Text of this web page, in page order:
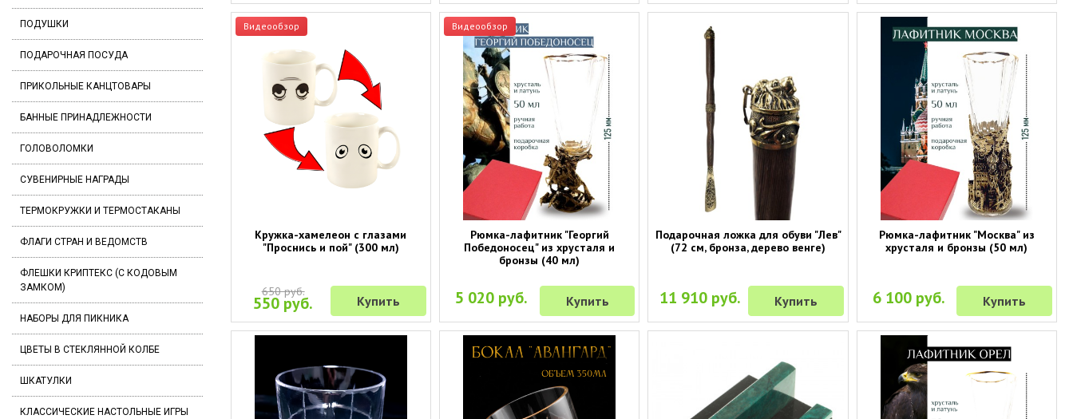
ПОДУШКИ
ПОДАРОЧНАЯ ПОСУДА
ПРИКОЛЬНЫЕ КАНЦТОВАРЫ
БАННЫЕ ПРИНАДЛЕЖНОСТИ
ГОЛОВОЛОМКИ
СУВЕНИРНЫЕ НАГРАДЫ
ТЕРМОКРУЖКИ И ТЕРМОСТАКАНЫ
ФЛАГИ СТРАН И ВЕДОМСТВ
ФЛЕШКИ КРИПТЕКС (С КОДОВЫМ
ЗАМКОМ)
НАБОРЫ ДЛЯ ПИКНИКА
ЦВЕТЫ В СТЕКЛЯННОЙ КОЛБЕ
ШКАТУЛКИ
КЛАССИЧЕСКИЕ НАСТОЛЬНЫЕ ИГРЫ
Видеообзор
Кружка-хамелеон с глазами
"Проснись и пой" (300 мл)
650 руб.
550 руб. Купить
Видеообзор
Рюмка-лафитник "Георгий
Победоносец" из хрусталя и
бронзы (40 мл)
5 020 руб. Купить
Подарочная ложка для обуви "Лев"
(72 см, бронза, дерево венге)
11 910 руб. Купить
Рюмка-лафитник "Москва" из
хрусталя и бронзы (50 мл)
6 100 руб. Купить